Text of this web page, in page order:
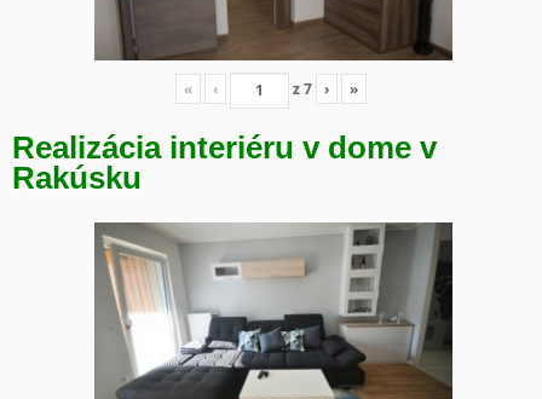
« ‹ z7 › »
Realizácia interiéru v dome v
Rakúsku